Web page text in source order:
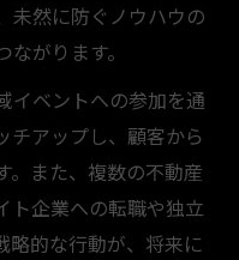
未然に防ぐノウハウの
がります。
イベントへの参加を通
チアップし、顧客から
。また、複数の不動産
ト企業への転職や独立
略的な行動が、将来に